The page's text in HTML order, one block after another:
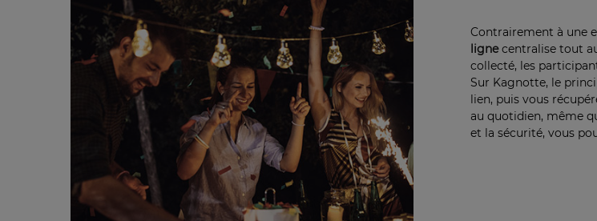
Contrairement à une
lignecentralise tout
collecté, les
Sur Kagnotte, le
lien, puis vous
au quotidien, même
et la sécurité, vous